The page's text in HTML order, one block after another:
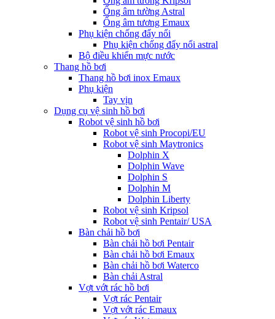
Ống âm tường Astral
Ống âm tương Emaux
Phụ kiện chống đẩy nổi
Phụ kiện chống đẩy nổi astral
Bộ điều khiển mực nước
Thang hồ bơi
Thang hồ bơi inox Emaux
Phụ kiện
Tay vịn
Dụng cụ vệ sinh hồ bơi
Robot vệ sinh hồ bơi
Robot vệ sinh Procopi/EU
Robot vệ sinh Maytronics
Dolphin X
Dolphin Wave
Dolphin S
Dolphin M
Dolphin Liberty
Robot vệ sinh Kripsol
Robot vệ sinh Pentair/ USA
Bàn chải hồ bơi
Bàn chải hồ bơi Pentair
Bàn chải hồ bơi Emaux
Bàn chải hồ bơi Waterco
Bàn chải Astral
Vợt vớt rác hồ bơi
Vợt rác Pentair
Vợt vớt rác Emaux